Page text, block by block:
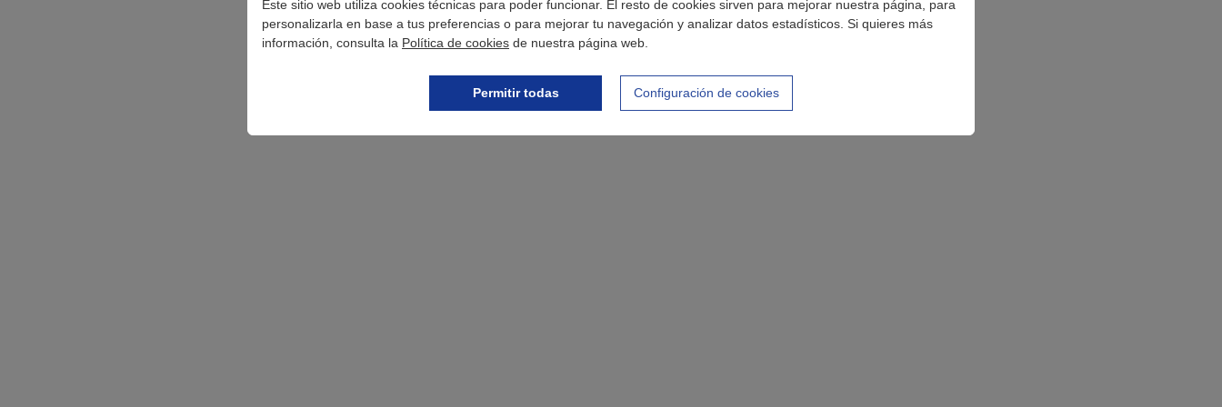
Este sitio web utiliza cookies técnicas para poder funcionar. El resto de cookies sirven para mejorar nuestra página, para
personalizarla en base a tus preferencias o para mejorar tu navegación y analizar datos estadísticos. Si quieres más
información, consulta la Política de cookies de nuestra página web.
Permitir todas Configuración de cookies